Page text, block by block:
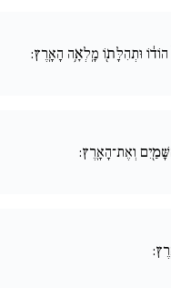
וּתְהִלָּת֖וֹ מָֽלְאָ֥ה הָאָֽרֶץ:
וְאֶת־הָאָֽרֶץ: